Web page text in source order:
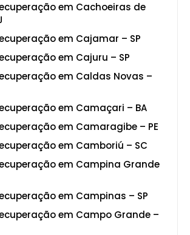
em Cachoeiras de
em Cajamar – SP
em Cajuru – SP
em Caldas Novas –
em Camaçari – BA
em Camaragibe – PE
em Camboriú – SC
em Campina Grande
em Campinas – SP
em Campo Grande –